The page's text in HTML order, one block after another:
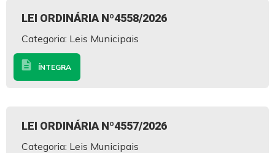
LEI ORDINÁRIA Nº4558/2026
Categoria: Leis Municipais
description ÍNTEGRA
LEI ORDINÁRIA Nº4557/2026
Categoria: Leis Municipais